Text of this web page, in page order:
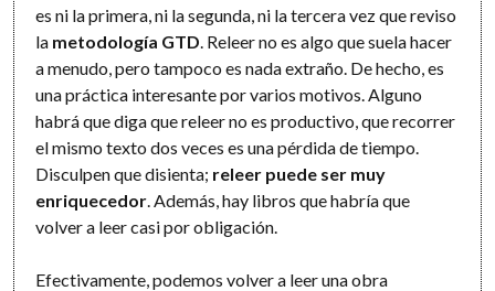
es ni la primera, ni la segunda, ni la tercera vez que reviso
la metodología GTD . Releer no es algo que suela hacer
a menudo, pero tampoco es nada extraño. De hecho, es
una práctica interesante por varios motivos. Alguno
habrá que diga que releer no es productivo, que recorrer
el mismo texto dos veces es una pérdida de tiempo.
Disculpen que disienta; releer puede ser muy
enriquecedor . Además, hay libros que habría que
volver a leer casi por obligación.
Efectivamente, podemos volver a leer una obra